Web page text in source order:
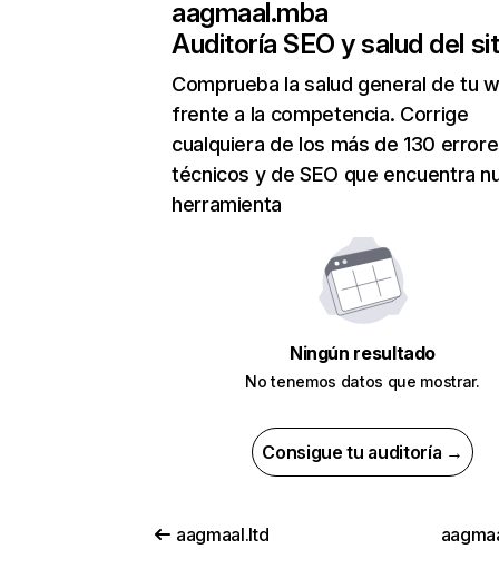
aagmaal.mba
Auditoría SEO y salud del
Comprueba la salud general de tu
frente a la competencia. Corrige
cualquiera de los más de 130
técnicos y de SEO que encuentra
herramienta
Ningún resultado
No tenemos datos que mostrar.
Consigue tu auditoría →
aagmaal.ltd